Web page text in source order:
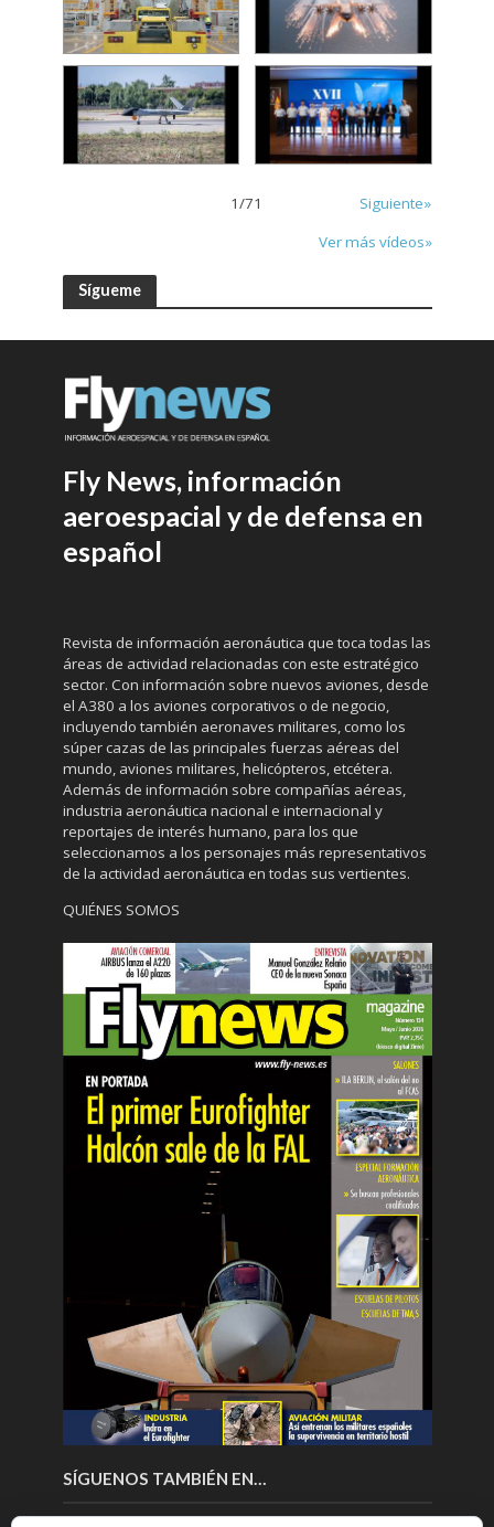
1/71
Siguiente»
Ver más vídeos»
Sígueme
Fly News, información
aeroespacial y de defensa en
español
Revista de información aeronáutica que toca todas las
áreas de actividad relacionadas con este estratégico
sector. Con información sobre nuevos aviones, desde
el A380 a los aviones corporativos o de negocio,
incluyendo también aeronaves militares, como los
súper cazas de las principales fuerzas aéreas del
mundo, aviones militares, helicópteros, etcétera.
Además de información sobre compañías aéreas,
industria aeronáutica nacional e internacional y
reportajes de interés humano, para los que
seleccionamos a los personajes más representativos
de la actividad aeronáutica en todas sus vertientes.
QUIÉNES SOMOS
SÍGUENOS TAMBIÉN EN…